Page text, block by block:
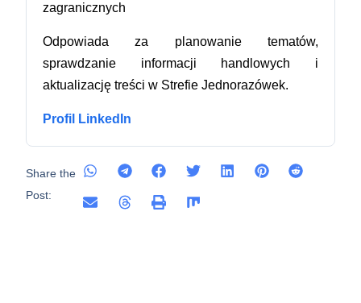
zagranicznych
Odpowiada za planowanie tematów,
sprawdzanie informacji handlowych i
aktualizację treści w Strefie Jednorazówek.
Profil LinkedIn
Share the
Post: